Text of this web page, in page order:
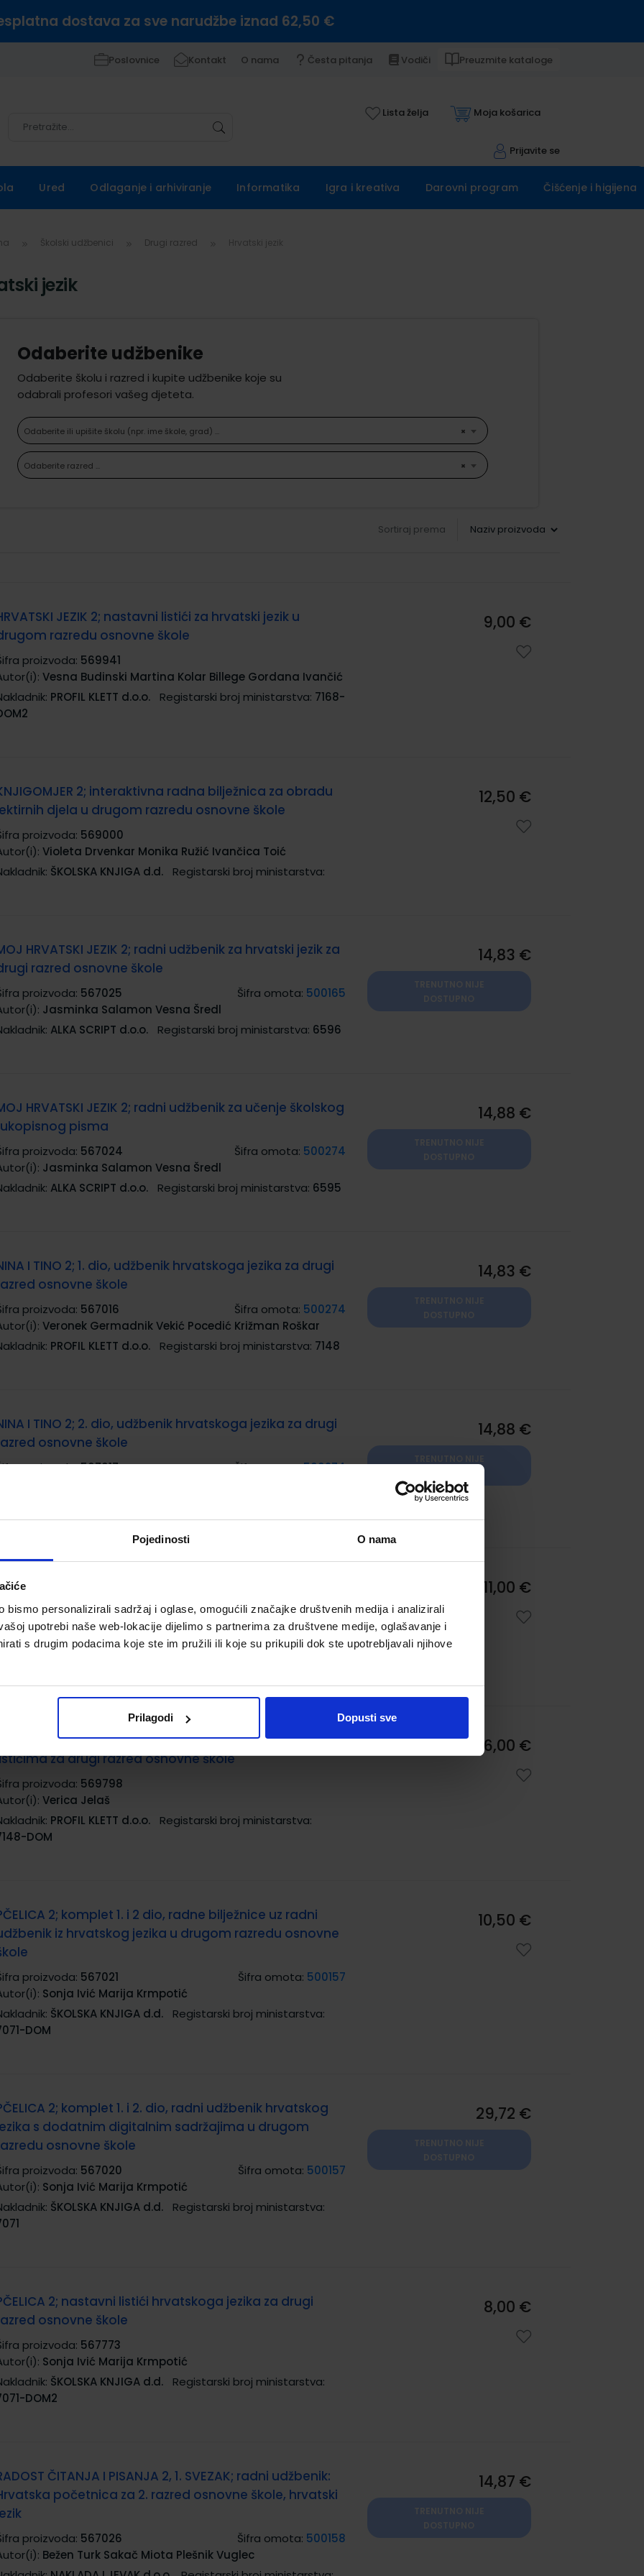
Pojedinosti O nama
bismo personalizirali sadržaj i oglase, omogućili značajke društvenih medija i analizirali
upotrebi naše web-lokacije dijelimo s partnerima za društvene medije, oglašavanje i
s drugim podacima koje ste im pružili ili koje su prikupili dok ste upotrebljavali njihove
Prilagodi Dopusti sve
dostava za sve narudžbe iznad 62,50 €
Poslovnice Kontakt O nama Česta pitanja Vodiči Preuzmite kataloge
Lista želja Moja košarica
Prijavite se
Ured Odlaganje i arhiviranje Informatika Igra i kreativa Darovni program Čišćenje i higijena
Školski udžbenici Drugi razred
jezik
Odaberite udžbenike
Odaberite školu i razred i kupite udžbenike koje su
odabrali profesori vašeg djeteta.
×
Odaberite ili upišite školu (npr. ime škole, grad) ...
×
Odaberite razred ...
Sortiraj prema
JEZIK 2; nastavni listići za hrvatski jezik u
razredu osnovne škole
proizvoda: 569941
Vesna Budinski Martina Kolar Billege Gordana Ivančić
PROFIL KLETT d.o.o. Registarski broj ministarstva: 7168-
9,00 €
2; interaktivna radna bilježnica za obradu
djela u drugom razredu osnovne škole
proizvoda: 569000
Violeta Drvenkar Monika Ružić Ivančica Toić
ŠKOLSKA KNJIGA d.d. Registarski broj ministarstva:
12,50 €
HRVATSKI JEZIK 2; radni udžbenik za hrvatski jezik za
razred osnovne škole
proizvoda: 567025 Šifra omota: 500165
Jasminka Salamon Vesna Šredl
ALKA SCRIPT d.o.o. Registarski broj ministarstva: 6596
14,83 €
HRVATSKI JEZIK 2; radni udžbenik za učenje školskog
pisma
proizvoda: 567024 Šifra omota: 500274
Jasminka Salamon Vesna Šredl
ALKA SCRIPT d.o.o. Registarski broj ministarstva: 6595
14,88 €
I TINO 2; 1. dio, udžbenik hrvatskoga jezika za drugi
osnovne škole
proizvoda: 567016 Šifra omota: 500274
Veronek Germadnik Vekić Pocedić Križman Roškar
PROFIL KLETT d.o.o. Registarski broj ministarstva: 7148
14,83 €
I TINO 2; 2. dio, udžbenik hrvatskoga jezika za drugi
osnovne škole
proizvoda:567017 Šifra omota:500274
14,88 €
I TINO 2; radna bilježnica za cjelovito učenje u
drugom razredu OŠ
proizvoda:567509
Saša Veronek Germadnik Maja Križman Roškar
11,00 €
NINA I TINO PIŠU RUKOPISNIM PISMOM; radna bilježnica u
za drugi razred osnovne škole
proizvoda: 569798
Verica Jelaš
PROFIL KLETT d.o.o.
Registarski broj ministarstva:
DOM
6,00 €
2; komplet 1. i 2 dio, radne bilježnice uz radni
iz hrvatskog jezika u drugom razredu osnovne
proizvoda: 567021 Šifra omota: 500157
Sonja Ivić Marija Krmpotić
ŠKOLSKA KNJIGA d.d.
Registarski broj ministarstva:
DOM
10,50 €
2; komplet 1. i 2. dio, radni udžbenik hrvatskog
s dodatnim digitalnim sadržajima u drugom
osnovne škole
proizvoda: 567020 Šifra omota: 500157
Sonja Ivić Marija Krmpotić
ŠKOLSKA KNJIGA d.d.
Registarski broj ministarstva:
29,72 €
2; nastavni listići hrvatskoga jezika za drugi
osnovne škole
proizvoda: 567773
Sonja Ivić Marija Krmpotić
ŠKOLSKA KNJIGA d.d.
Registarski broj ministarstva:
DOM2
8,00 €
ČITANJA I PISANJA 2, 1. SVEZAK; radni udžbenik:
početnica za 2. razred osnovne škole, hrvatski
proizvoda: 567026 Šifra omota: 500158
Bežen Turk Sakač Miota Plešnik Vuglec
14,87 €